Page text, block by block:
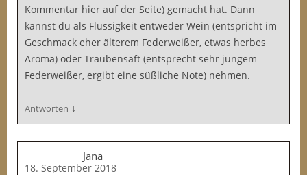
Kommentar hier auf der Seite) gemacht hat. Dann
kannst du als Flüssigkeit entweder Wein (entspricht im
Geschmack eher älterem Federweißer, etwas herbes
Aroma) oder Traubensaft (entsprecht sehr jungem
Federweißer, ergibt eine süßliche Note) nehmen.
Antworten ↓
Jana
18. September 2018